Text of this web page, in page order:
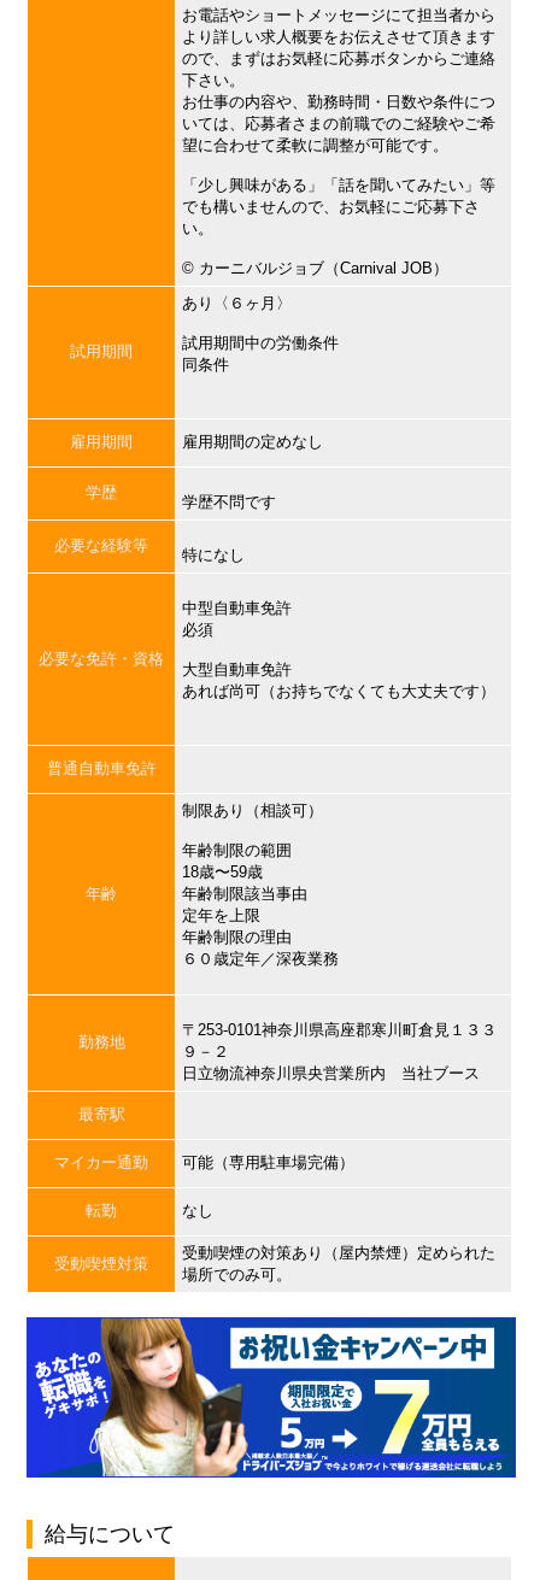
お電話やショートメッセージにて担当者から
より詳しい求人概要をお伝えさせて頂きます
ので、まずはお気軽に応募ボタンからご連絡
下さい。
お仕事の内容や、勤務時間・日数や条件につ
いては、応募者さまの前職でのご経験やご希
望に合わせて柔軟に調整が可能です。
「少し興味がある」「話を聞いてみたい」等
でも構いませんので、お気軽にご応募下さ
い。
©︎ カーニバルジョブ（Carnival JOB）
試用期間
あり〈６ヶ月〉
試用期間中の労働条件
同条件
雇用期間 雇用期間の定めなし
学歴
学歴不問です
必要な経験等
特になし
必要な免許・資格
中型自動車免許
必須
大型自動車免許
あれば尚可（お持ちでなくても大丈夫です）
普通自動車免許
年齢
制限あり（相談可）
年齢制限の範囲
18歳〜59歳
年齢制限該当事由
定年を上限
年齢制限の理由
６０歳定年／深夜業務
勤務地
〒253-0101神奈川県高座郡寒川町倉見１３３
９－２
日立物流神奈川県央営業所内 当社ブース
最寄駅
マイカー通勤 可能（専用駐車場完備）
転勤 なし
受動喫煙対策
受動喫煙の対策あり（屋内禁煙）定められた
場所でのみ可。
給与について